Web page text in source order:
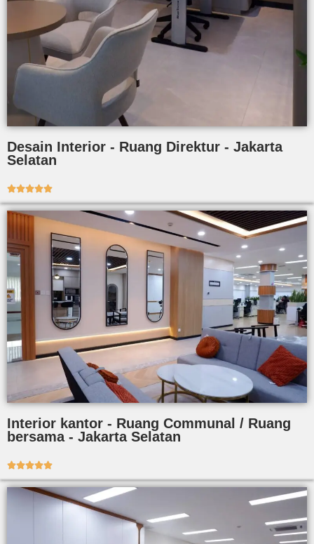
Desain Interior - Ruang Direktur - Jakarta
Selatan

Interior kantor - Ruang Communal / Ruang
bersama - Jakarta Selatan
